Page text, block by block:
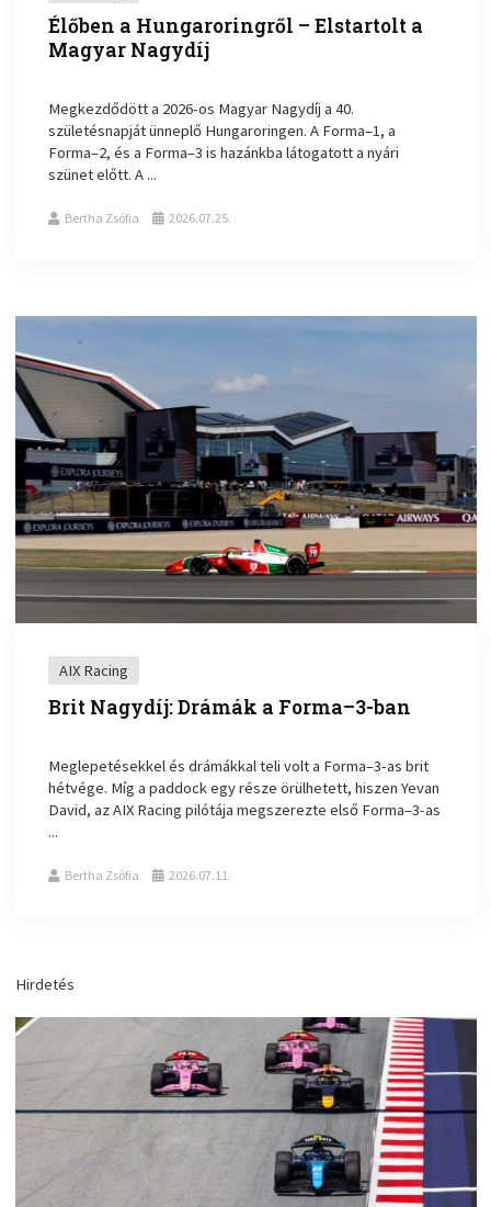
Élőben a Hungaroringről – Elstartolt a
Magyar Nagydíj
Megkezdődött a 2026-os Magyar Nagydíj a 40.
születésnapját ünneplő Hungaroringen. A Forma–1, a
Forma–2, és a Forma–3 is hazánkba látogatott a nyári
szünet előtt. A ...
Bertha Zsófia 2026.07.25.
AIX Racing
Brit Nagydíj: Drámák a Forma–3-ban
Meglepetésekkel és drámákkal teli volt a Forma–3-as brit
hétvége. Míg a paddock egy része örülhetett, hiszen Yevan
David, az AIX Racing pilótája megszerezte első Forma–3-as
...
Bertha Zsófia 2026.07.11.
Hirdetés